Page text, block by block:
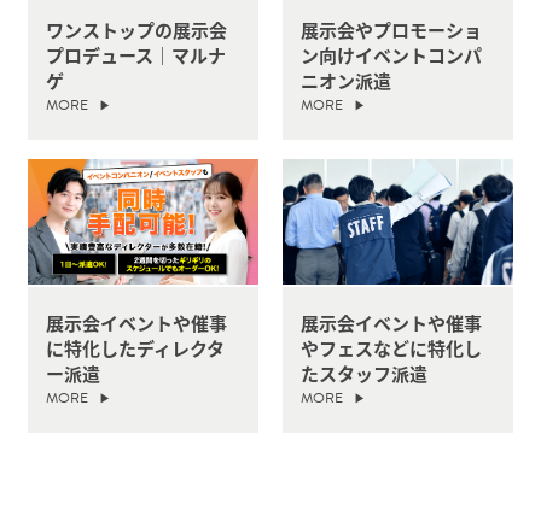
ワンストップの展示会
プロデュース｜マルナ
ゲ
MORE
展示会やプロモーショ
ン向けイベントコンパ
ニオン派遣
MORE
展示会イベントや催事
に特化したディレクタ
ー派遣
MORE
展示会イベントや催事
やフェスなどに特化し
たスタッフ派遣
MORE